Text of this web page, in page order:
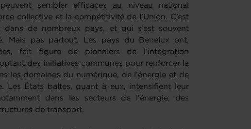
sembler efficaces au niveau national
collective et la compétitivité de l’Union. C’est
de nombreux pays, et qui s’est souvent
Mais pas partout. Les pays du Benelux ont,
fait figure de pionniers de l’intégration
des initiatives communes pour renforcer la
les domaines du numérique, de l’énergie et de
Les États baltes, quant à eux, intensifient leur
dans les secteurs de l’énergie, des
de transport.